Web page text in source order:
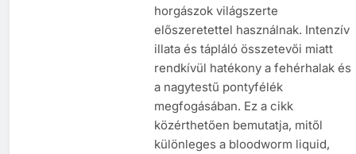
horgászok világszerte
előszeretettel használnak. Intenzív
illata és tápláló összetevői miatt
rendkívül hatékony a fehérhalak és
a nagytestű pontyfélék
megfogásában. Ez a cikk
közérthetően bemutatja, mitől
különleges a bloodworm liquid,